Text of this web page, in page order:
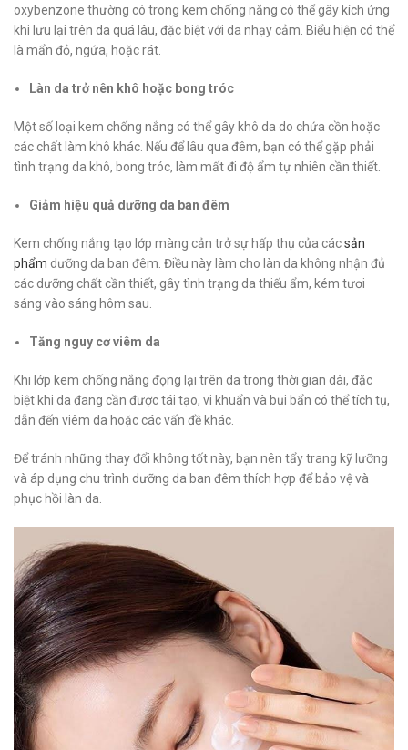
oxybenzone thường có trong kem chống nắng có thể gây kích ứng
khi lưu lại trên da quá lâu, đặc biệt với da nhạy cảm. Biểu hiện có thể
là mẩn đỏ, ngứa, hoặc rát.
Làn da trở nên khô hoặc bong tróc
Một số loại kem chống nắng có thể gây khô da do chứa cồn hoặc
các chất làm khô khác. Nếu để lâu qua đêm, bạn có thể gặp phải
tình trạng da khô, bong tróc, làm mất đi độ ẩm tự nhiên cần thiết.
Giảm hiệu quả dưỡng da ban đêm
Kem chống nắng tạo lớp màng cản trở sự hấp thụ của cácsản
phẩm dưỡng da ban đêm. Điều này làm cho làn da không nhận đủ
các dưỡng chất cần thiết, gây tình trạng da thiếu ẩm, kém tươi
sáng vào sáng hôm sau.
Tăng nguy cơ viêm da
Khi lớp kem chống nắng đọng lại trên da trong thời gian dài, đặc
biệt khi da đang cần được tái tạo, vi khuẩn và bụi bẩn có thể tích tụ,
dẫn đến viêm da hoặc các vấn đề khác.
Để tránh những thay đổi không tốt này, bạn nên tẩy trang kỹ lưỡng
và áp dụng chu trình dưỡng da ban đêm thích hợp để bảo vệ và
phục hồi làn da.